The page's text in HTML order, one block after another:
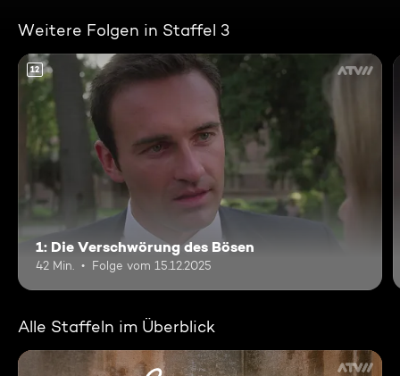
Weitere Folgen in Staffel 3
12
1: Die Verschwörung des Bösen
42 Min. Folge vom 15.12.2025
Alle Staffeln im Überblick